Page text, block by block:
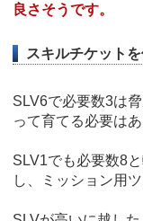
良さそうです。
スキルチケット
SLV6で必要数3は
って育てる必要はあ
SLV1でも必要数8
し、ミッション用